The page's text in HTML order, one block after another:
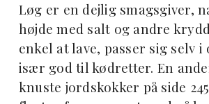
Løg er en dejlig smagsgiver,
højde med salt og andre
enkel at lave, passer sig selv i
især god til kødretter. En
knuste jordskokker på side